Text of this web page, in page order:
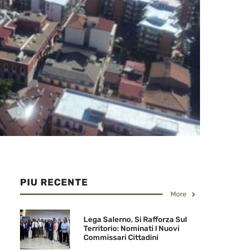
PIU RECENTE
More
Lega Salerno, Si Rafforza Sul
Territorio: Nominati I Nuovi
Commissari Cittadini